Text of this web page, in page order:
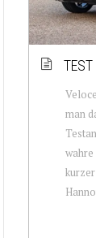
man
wahre